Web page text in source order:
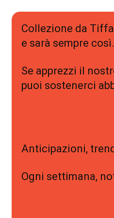
Collezione da
e sarà sempre così.
Se apprezzi il
puoi sostenerci
Anticipazioni,
Ogni settimana,